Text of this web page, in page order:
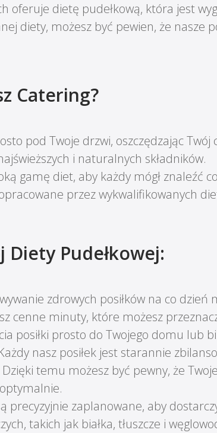
oferuje dietę pudełkową, która jest
diety, możesz być pewien, że nasze
Catering?
pod Twoje drzwi, oszczędzając Twój
i naturalnych składników.
gamę diet, aby każdy mógł znaleźć
przez wykwalifikowanych
Diety Pudełkowej:
zdrowych posiłków na co dzień
cenne minuty, które możesz
posiłki prosto do Twojego domu lub
nasz posiłek jest starannie
temu możesz być pewny, że
precyzyjnie zaplanowane, aby
takich jak białka, tłuszcze i